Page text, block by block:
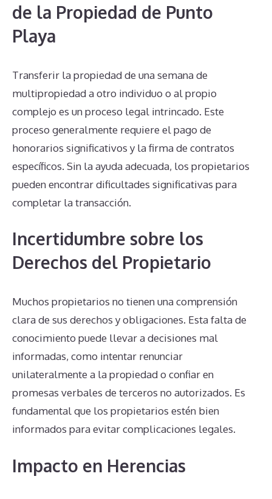
de la Propiedad de Punto
Playa
Transferir la propiedad de una semana de
multipropiedad a otro individuo o al propio
complejo es un proceso legal intrincado. Este
proceso generalmente requiere el pago de
honorarios significativos y la firma de contratos
específicos. Sin la ayuda adecuada, los propietarios
pueden encontrar dificultades significativas para
completar la transacción.
Incertidumbre sobre los
Derechos del Propietario
Muchos propietarios no tienen una comprensión
clara de sus derechos y obligaciones. Esta falta de
conocimiento puede llevar a decisiones mal
informadas, como intentar renunciar
unilateralmente a la propiedad o confiar en
promesas verbales de terceros no autorizados. Es
fundamental que los propietarios estén bien
informados para evitar complicaciones legales.
Impacto en Herencias